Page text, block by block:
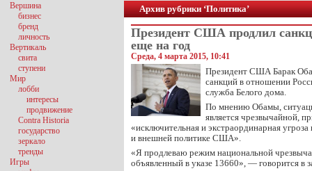
Архив рубрики ‘Политика’
Президент США продлил
еще на год
Среда, 4 марта 2015, 10:41
Президент США Барак
санкций в отношении
служба Белого дома.
По мнению Обамы,
является чрезвычайной,
«исключительная и экстраординарная
и внешней политике США».
«Я продлеваю режим национальной
объявленный в указе 13660», — говорится в
Вершина
бизнес
бренд
личность
Вертикаль
свита
ступени
Мир
лобби
интересы
продвижение
Contra Historia
государство
зеркало
тренды
Игры